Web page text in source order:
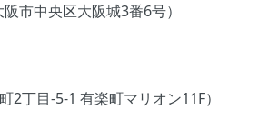
市中央区大阪城3番6号）
丁目-5-1 有楽町マリオン11F）